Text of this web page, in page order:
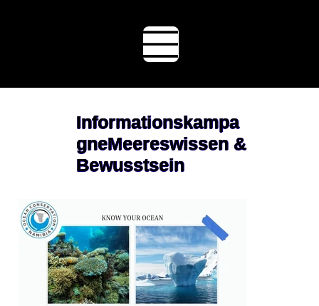
Informationskampa
gneMeereswissen &
Bewusstsein